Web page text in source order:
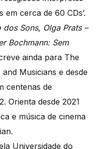
cerca de 60 CDs’.
dos Sons, Olga Prats –
Bochmann: Sem
ainda para The
Musicians e desde
centenas de
Orienta desde 2021
e música de cinema
Universidade do